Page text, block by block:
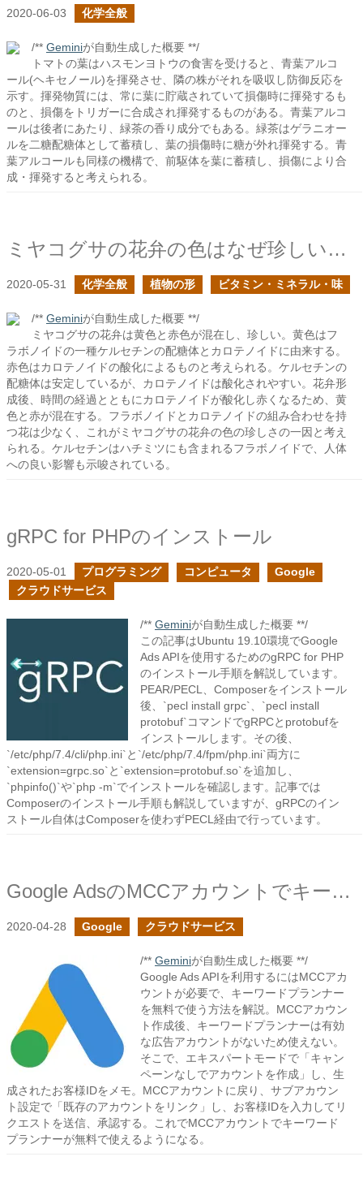
2020-06-03 化学全般
/** Geminiが自動生成した概要 **/
トマトの葉はハスモンヨトウの食害を受けると、青葉アルコ
ール(ヘキセノール)を揮発させ、隣の株がそれを吸収し防御反応を
示す。揮発物質には、常に葉に貯蔵されていて損傷時に揮発するも
のと、損傷をトリガーに合成され揮発するものがある。青葉アルコ
ールは後者にあたり、緑茶の香り成分でもある。緑茶はゲラニオー
ルを二糖配糖体として蓄積し、葉の損傷時に糖が外れ揮発する。青
葉アルコールも同様の機構で、前駆体を葉に蓄積し、損傷により合
成・揮発すると考えられる。
ミヤコグサの花弁の色はなぜ珍しいのだろう？
2020-05-31 化学全般 植物の形 ビタミン・ミネラル・味
/** Geminiが自動生成した概要 **/
ミヤコグサの花弁は黄色と赤色が混在し、珍しい。黄色はフ
ラボノイドの一種ケルセチンの配糖体とカロテノイドに由来する。
赤色はカロテノイドの酸化によるものと考えられる。ケルセチンの
配糖体は安定しているが、カロテノイドは酸化されやすい。花弁形
成後、時間の経過とともにカロテノイドが酸化し赤くなるため、黄
色と赤が混在する。フラボノイドとカロテノイドの組み合わせを持
つ花は少なく、これがミヤコグサの花弁の色の珍しさの一因と考え
られる。ケルセチンはハチミツにも含まれるフラボノイドで、人体
への良い影響も示唆されている。
gRPC for PHPのインストール
2020-05-01 プログラミング コンピュータ
Google
クラウドサービス
/** Geminiが自動生成した概要 **/
この記事はUbuntu 19.10環境でGoogle
Ads APIを使用するためのgRPC for PHP
のインストール手順を解説しています。
PEAR/PECL、Composerをインストール
後、`pecl install grpc`、`pecl install
protobuf`コマンドでgRPCとprotobufを
インストールします。その後、
`/etc/php/7.4/cli/php.ini`と`/etc/php/7.4/fpm/php.ini`両方に
`extension=grpc.so`と`extension=protobuf.so`を追加し、
`phpinfo()`や`php -m`でインストールを確認します。記事では
Composerのインストール手順も解説していますが、gRPCのイン
ストール自体はComposerを使わずPECL経由で行っています。
Google AdsのMCCアカウントでキーワードプランナーを無料で使えるようにするまで
2020-04-28 Google クラウドサービス
/** Geminiが自動生成した概要 **/
Google Ads APIを利用するにはMCCアカ
ウントが必要で、キーワードプランナー
を無料で使う方法を解説。MCCアカウン
ト作成後、キーワードプランナーは有効
な広告アカウントがないため使えない。
そこで、エキスパートモードで「キャン
ペーンなしでアカウントを作成」し、生
成されたお客様IDをメモ。MCCアカウントに戻り、サブアカウン
ト設定で「既存のアカウントをリンク」し、お客様IDを入力してリ
クエストを送信、承認する。これでMCCアカウントでキーワード
プランナーが無料で使えるようになる。